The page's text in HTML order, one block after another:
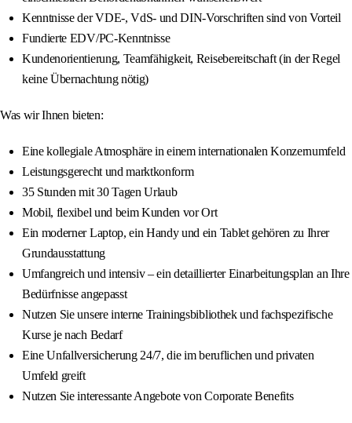
Kenntnisse der VDE-, VdS- und DIN-Vorschriften sind von Vorteil
Fundierte EDV/PC-Kenntnisse
Kundenorientierung, Teamfähigkeit, Reisebereitschaft (in der Regel
keine Übernachtung nötig)
Was wir Ihnen bieten:
Eine kollegiale Atmosphäre in einem internationalen Konzernumfeld
Leistungsgerecht und marktkonform
35 Stunden mit 30 Tagen Urlaub
Mobil, flexibel und beim Kunden vor Ort
Ein moderner Laptop, ein Handy und ein Tablet gehören zu Ihrer
Grundausstattung
Umfangreich und intensiv – ein detaillierter Einarbeitungsplan an Ihre
Bedürfnisse angepasst
Nutzen Sie unsere interne Trainingsbibliothek und fachspezifische
Kurse je nach Bedarf
Eine Unfallversicherung 24/7, die im beruflichen und privaten
Umfeld greift
Nutzen Sie interessante Angebote von Corporate Benefits